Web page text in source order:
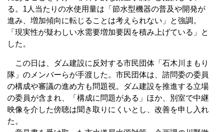
る。1人当たりの水使用量は「節水型機器の普及や開発が
進み、増加傾向に転じることは考えられない」と強調。
「現実性が疑わしい水需要増加要因を積み上げている」と
した。
この日は、ダム建設に反対する市民団体「石木川まもり
隊」のメンバーらが手渡した。市民団体は、諮問委の委員
の構成や審議の進め方も問題視。ダム建設を推進する立場
の委員が含まれ、「構成に問題がある」ほか、別室で中継
映像を介した傍聴は聞き取りにくいとし、改善を申し入れ
た。